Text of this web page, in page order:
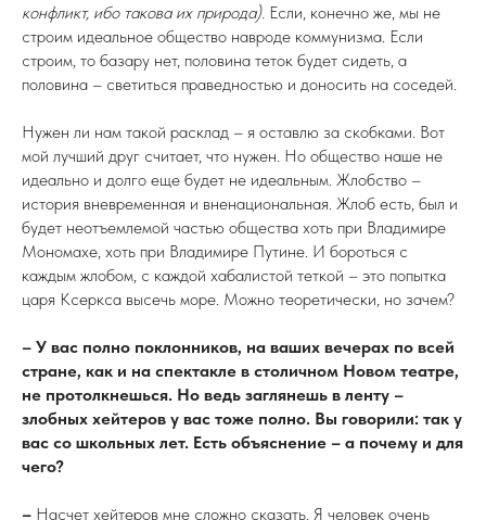
конфликт, ибо такова их природа). Если, конечно же, мы не
строим идеальное общество навроде коммунизма. Если
строим, то базару нет, половина теток будет сидеть, а
половина – светиться праведностью и доносить на соседей.
Нужен ли нам такой расклад – я оставлю за скобками. Вот
мой лучший друг считает, что нужен. Но общество наше не
идеально и долго еще будет не идеальным. Жлобство –
история вневременная и вненациональная. Жлоб есть, был и
будет неотъемлемой частью общества хоть при Владимире
Мономахе, хоть при Владимире Путине. И бороться с
каждым жлобом, с каждой хабалистой теткой – это попытка
царя Ксеркса высечь море. Можно теоретически, но зачем?
– У вас полно поклонников, на ваших вечерах по всей
стране, как и на спектакле в столичном Новом театре,
не протолкнешься. Но ведь заглянешь в ленту –
злобных хейтеров у вас тоже полно. Вы говорили: так у
вас со школьных лет. Есть объяснение – а почему и для
чего?
– Насчет хейтеров мне сложно сказать. Я человек очень